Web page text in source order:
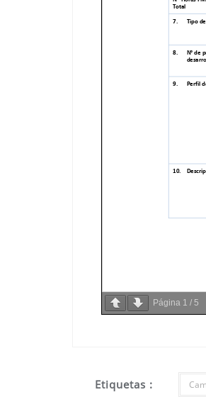
Página 1 / 5
Etiquetas :